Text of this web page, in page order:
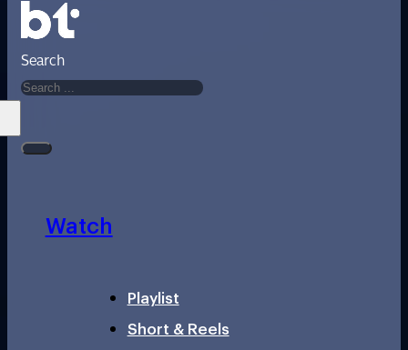
Search
Watch
Playlist
Short & Reels